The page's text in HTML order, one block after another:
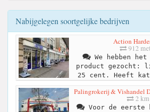
Nabijgelegen soortgelijke bedrijven
Action
912
We hebben het
product gezocht:
25 cent. Heeft
Palingrokerij & Vishandel
2 km
Voor de eerste